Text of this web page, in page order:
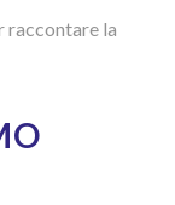
raccontare la